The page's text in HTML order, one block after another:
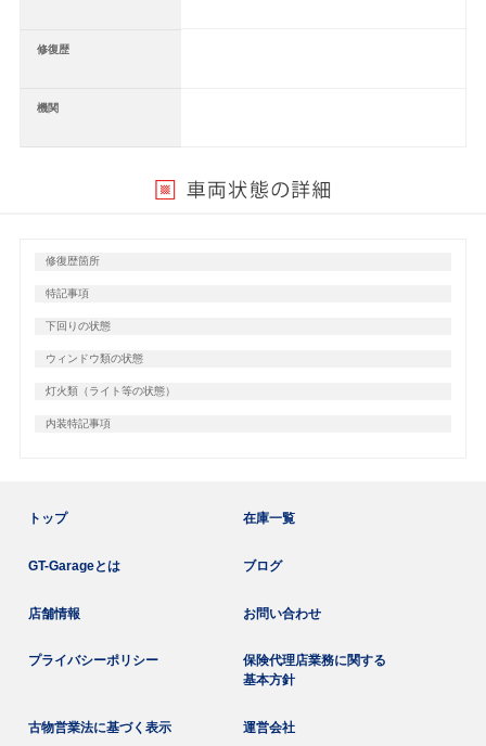
修復歴
機関
修復歴箇所
特記事項
下回りの状態
ウィンドウ類の状態
灯火類（ライト等の状態）
内装特記事項
トップ 在庫一覧
GT-Garageとは ブログ
店舗情報 お問い合わせ
プライバシーポリシー
保険代理店業務に関する
基本方針
古物営業法に基づく表示 運営会社